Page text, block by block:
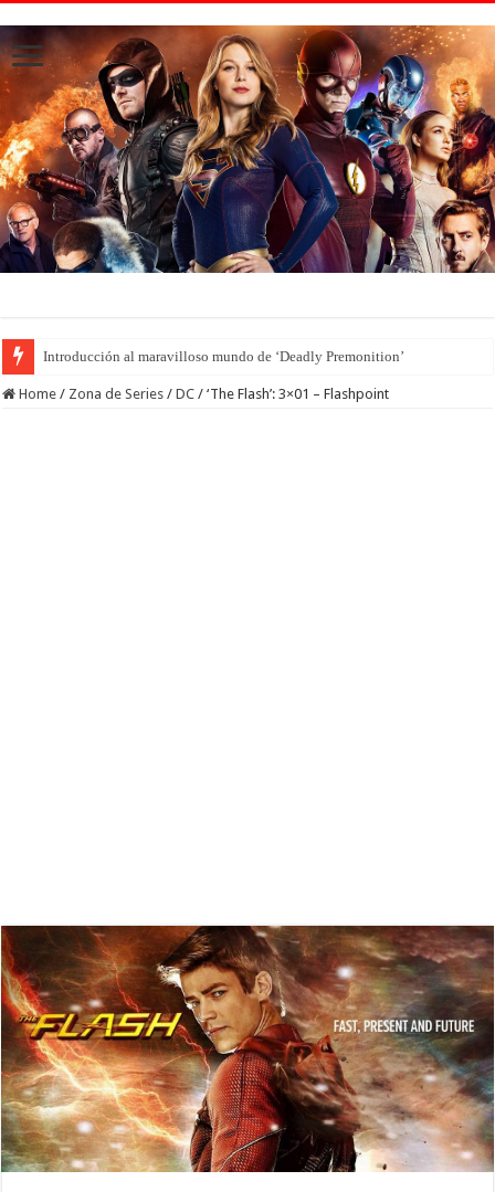
Introducción al maravilloso mundo de ‘Deadly Premonition’
Home / Zona de Series / DC / ‘The Flash’: 3×01 – Flashpoint